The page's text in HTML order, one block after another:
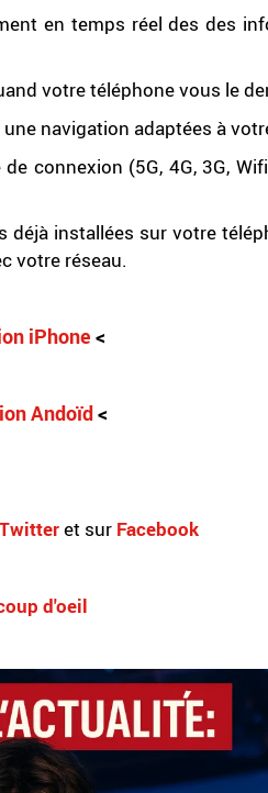
en temps réel des des
votre téléphone vous le
navigation adaptées à
connexion (5G, 4G, 3G,
déjà installées sur votre
votre réseau.
iPhone <
Andoïd<
Twitteret sur Facebook
d'oeil